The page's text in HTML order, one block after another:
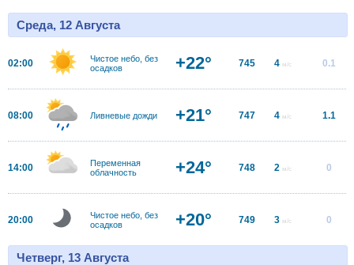
Среда, 12 Августа
02:00
Чистое небо, без
осадков
+22° 745 4 м/с 0.1
08:00 Ливневые дожди +21° 747 4 м/с 1.1
14:00
Переменная
облачность
+24° 748 2 м/с 0
20:00
Чистое небо, без
осадков
+20° 749 3 м/с 0
Четверг, 13 Августа